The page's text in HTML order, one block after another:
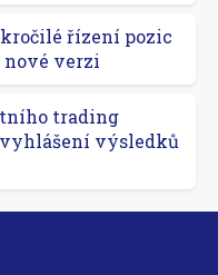
řízení pozic
nové verzi
trading
výsledků